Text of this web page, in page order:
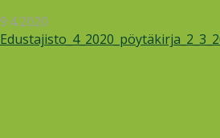
9.4.2020